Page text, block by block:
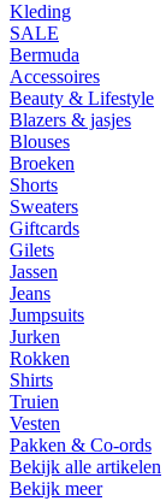
Kleding
SALE
Bermuda
Accessoires
Beauty & Lifestyle
Blazers & jasjes
Blouses
Broeken
Shorts
Sweaters
Giftcards
Gilets
Jassen
Jeans
Jumpsuits
Jurken
Rokken
Shirts
Truien
Vesten
Pakken & Co-ords
Bekijk alle artikelen
Bekijk meer